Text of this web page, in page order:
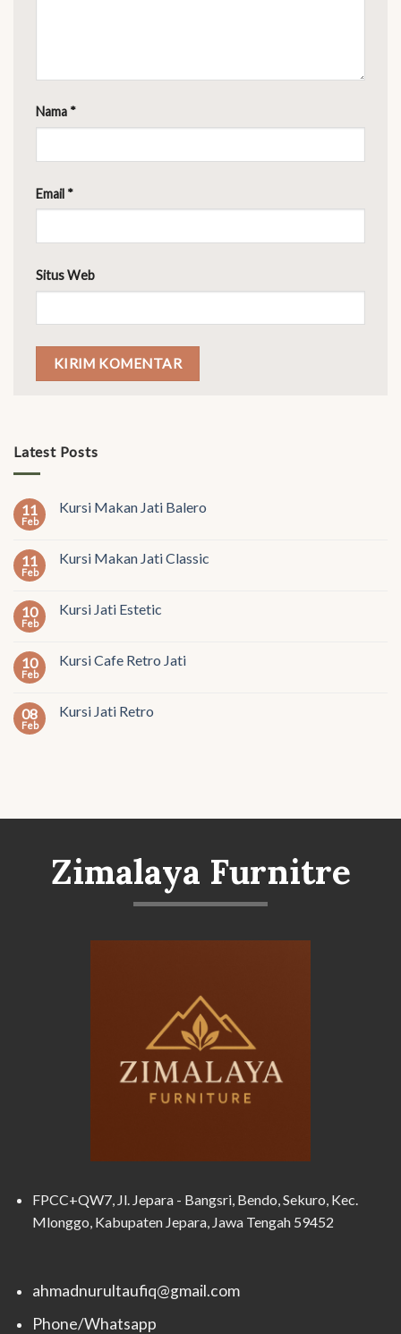
Nama *
Email *
Situs Web
Latest Posts
11
Feb
Kursi Makan Jati Balero
11
Feb
Kursi Makan Jati Classic
10
Feb
Kursi Jati Estetic
10
Feb
Kursi Cafe Retro Jati
08
Feb
Kursi Jati Retro
Zimalaya Furnitre
FPCC+QW7, Jl. Jepara - Bangsri, Bendo, Sekuro, Kec.
Mlonggo, Kabupaten Jepara, Jawa Tengah 59452
ahmadnurultaufiq@gmail.com
Phone/Whatsapp